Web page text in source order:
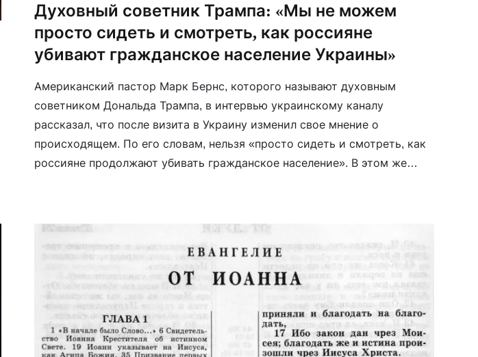
Духовный советник Трампа: «Мы не можем
просто сидеть и смотреть, как россияне
убивают гражданское население Украины»
Американский пастор Марк Бернс, которого называют духовным
советником Дональда Трампа, в интервью украинскому каналу
рассказал, что после визита в Украину изменил свое мнение о
происходящем. По его словам, нельзя «просто сидеть и смотреть, как
россияне продолжают убивать гражданское население». В этом же